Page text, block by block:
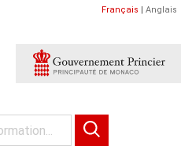
Français | Anglais